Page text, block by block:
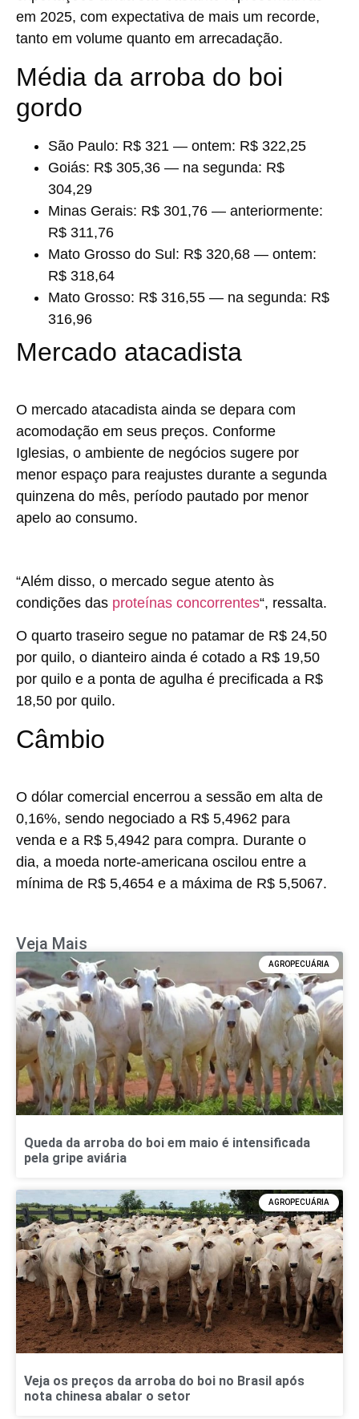
em 2025, com expectativa de mais um recorde,
tanto em volume quanto em arrecadação.
Média da arroba do boi
gordo
São Paulo: R$ 321 — ontem: R$ 322,25
Goiás: R$ 305,36 — na segunda: R$
304,29
Minas Gerais: R$ 301,76 — anteriormente:
R$ 311,76
Mato Grosso do Sul: R$ 320,68 — ontem:
R$ 318,64
Mato Grosso: R$ 316,55 — na segunda: R$
316,96
Mercado atacadista
O mercado atacadista ainda se depara com
acomodação em seus preços. Conforme
Iglesias, o ambiente de negócios sugere por
menor espaço para reajustes durante a segunda
quinzena do mês, período pautado por menor
apelo ao consumo.
“Além disso, o mercado segue atento às
condições das proteínas concorrentes“, ressalta.
O quarto traseiro segue no patamar de R$ 24,50
por quilo, o dianteiro ainda é cotado a R$ 19,50
por quilo e a ponta de agulha é precificada a R$
18,50 por quilo.
Câmbio
O dólar comercial encerrou a sessão em alta de
0,16%, sendo negociado a R$ 5,4962 para
venda e a R$ 5,4942 para compra. Durante o
dia, a moeda norte-americana oscilou entre a
mínima de R$ 5,4654 e a máxima de R$ 5,5067.
Veja Mais
AGROPECUÁRIA
Queda da arroba do boi em maio é intensificada
pela gripe aviária
AGROPECUÁRIA
Veja os preços da arroba do boi no Brasil após
nota chinesa abalar o setor